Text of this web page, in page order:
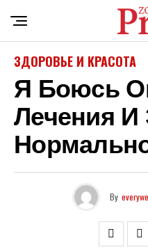
ЗДОРОВЬЕ И КРАСОТА
Я Боюсь
Лечения И
By